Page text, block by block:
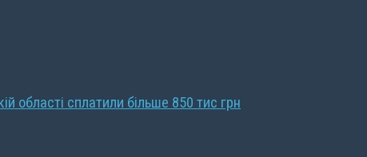
області сплатили більше 850 тис грн